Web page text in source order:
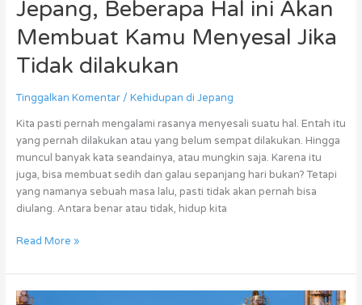
Jepang, Beberapa Hal ini Akan
Membuat Kamu Menyesal Jika
Tidak dilakukan
Tinggalkan Komentar / Kehidupan di Jepang
Kita pasti pernah mengalami rasanya menyesali suatu hal. Entah itu
yang pernah dilakukan atau yang belum sempat dilakukan. Hingga
muncul banyak kata seandainya, atau mungkin saja. Karena itu
juga, bisa membuat sedih dan galau sepanjang hari bukan? Tetapi
yang namanya sebuah masa lalu, pasti tidak akan pernah bisa
diulang. Antara benar atau tidak, hidup kita
Tidak
dilakukan
Read More »
Beberapa